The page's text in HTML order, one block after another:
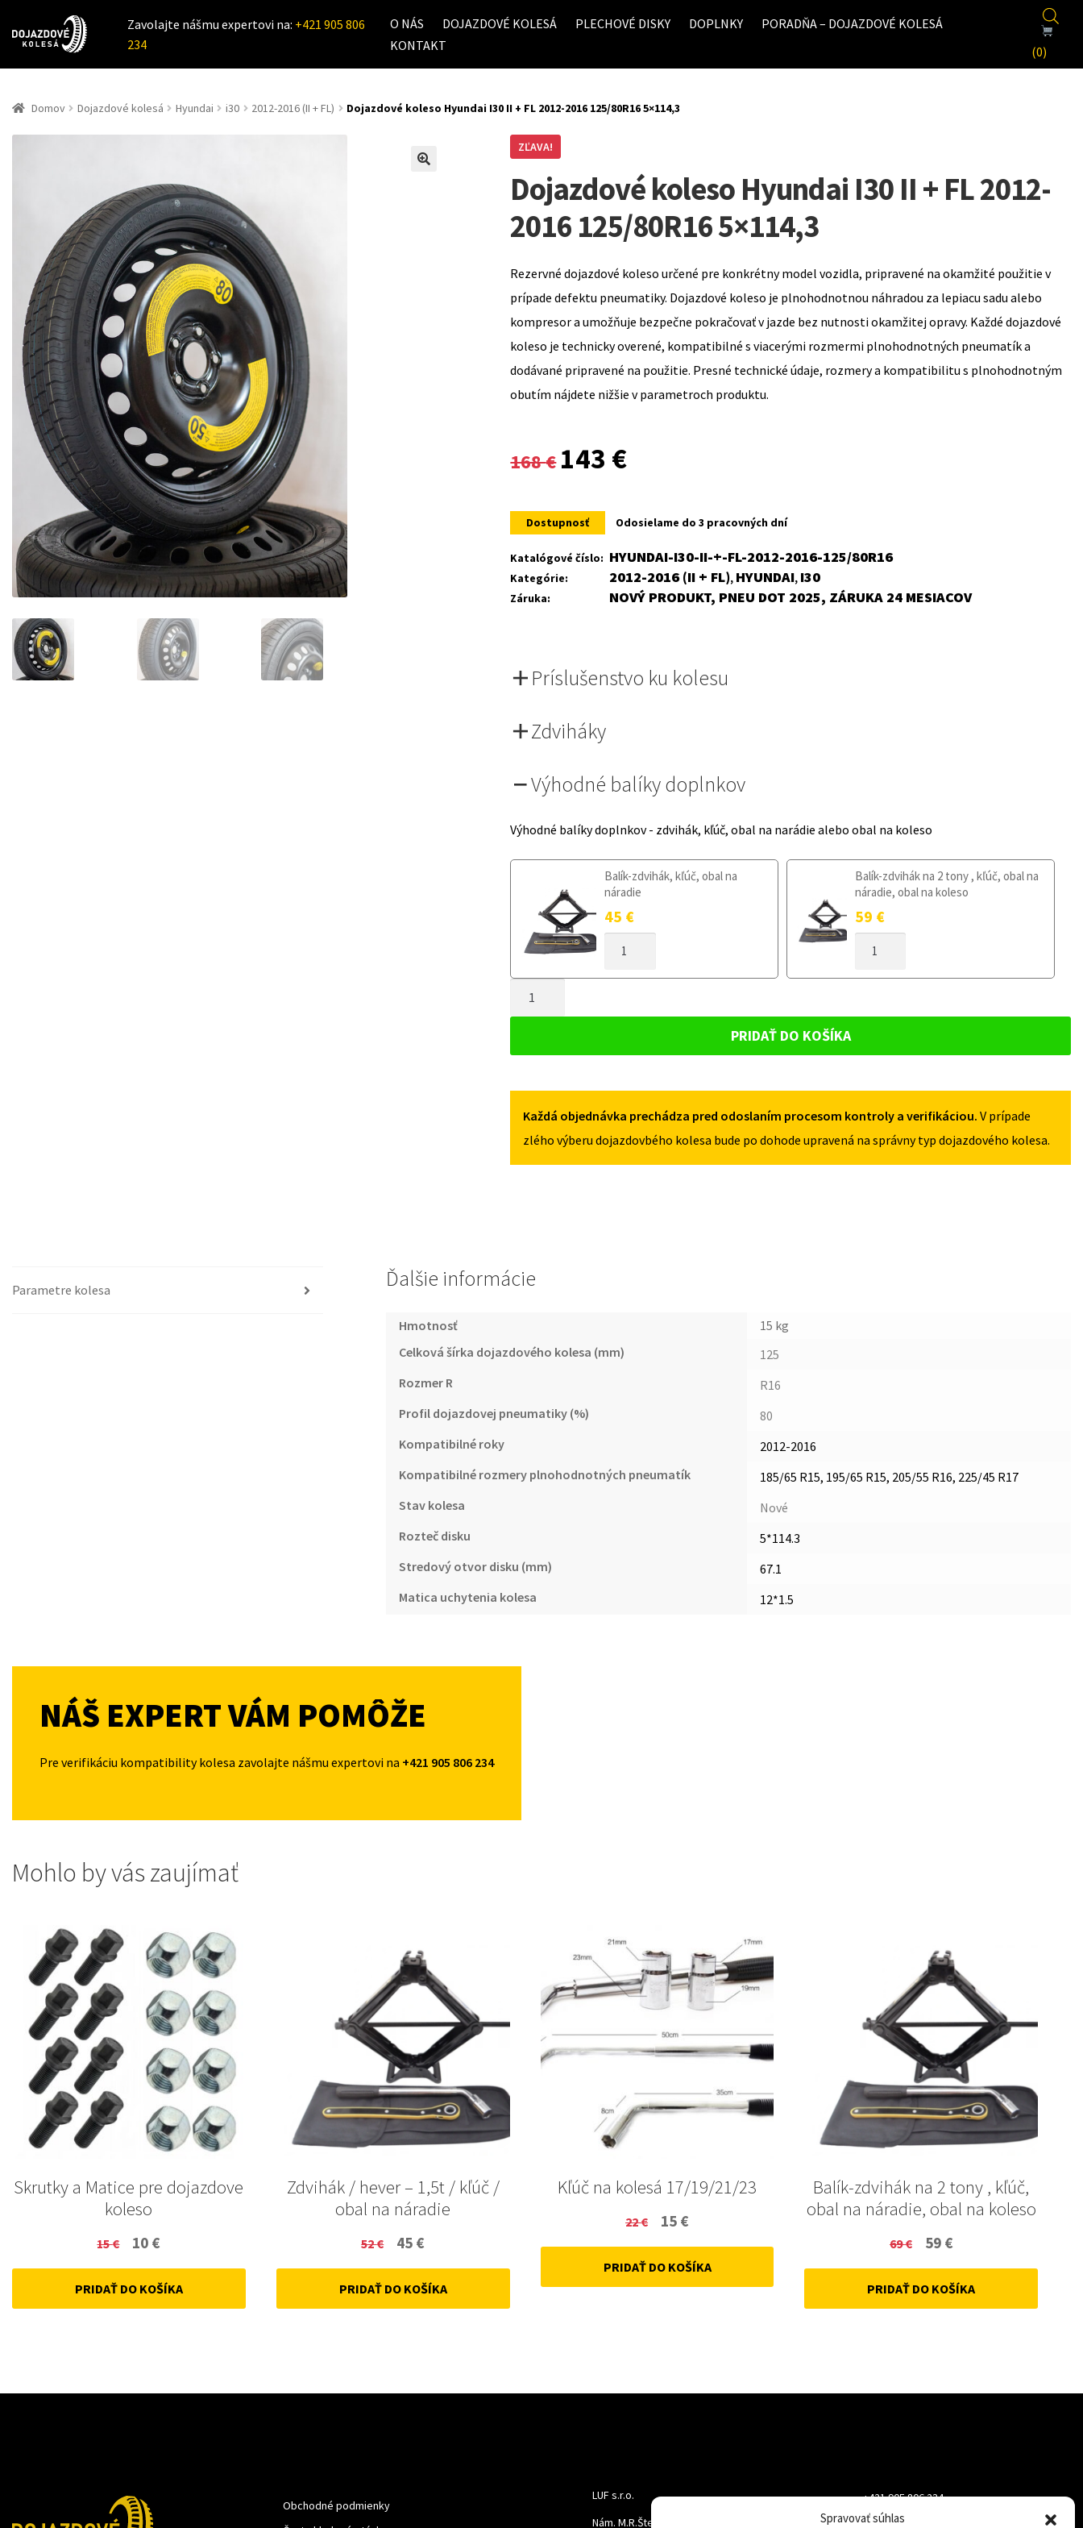
Spravovať súhlas
Zavolajte nášmu expertovi na: +421 905 806
234
O NÁS DOJAZDOVÉ KOLESÁ PLECHOVÉ DISKY DOPLNKY
PORADŇA – DOJAZDOVÉ KOLESÁ
KONTAKT
(0)
Domov Dojazdové kolesá Hyundai i30 2012-2016 (II + FL) Dojazdové koleso Hyundai I30 II + FL 2012-2016 125/80R16 5×114,3
ZĽAVA!
Dojazdové koleso Hyundai I30 II + FL 2012-
2016 125/80R16 5×114,3
Rezervné dojazdové koleso určené pre konkrétny model vozidla, pripravené na okamžité použitie v
prípade defektu pneumatiky. Dojazdové koleso je plnohodnotnou náhradou za lepiacu sadu alebo
kompresor a umožňuje bezpečne pokračovať v jazde bez nutnosti okamžitej opravy. Každé dojazdové
koleso je technicky overené, kompatibilné s viacerými rozmermi plnohodnotných pneumatík a
dodávané pripravené na použitie. Presné technické údaje, rozmery a kompatibilitu s plnohodnotným
obutím nájdete nižšie v parametroch produktu.
168€
Original
was:
168 €.
143 €
is:
143 €.
Dostupnosť Odosielame do 3 pracovných dní
Katalógové číslo: HYUNDAI-I30-II-+-FL-2012-2016-125/80R16
Kategórie: 2012-2016 (II + FL), HYUNDAI, I30
Záruka: NOVÝ PRODUKT, PNEU DOT 2025, ZÁRUKA 24 MESIACOV
Príslušenstvo ku kolesu
Zdviháky
Výhodné balíky doplnkov
Výhodné balíky doplnkov - zdvihák, kľúč, obal na narádie alebo obal na koleso
Balík-zdvihák, kľúč, obal na
náradie
45 €
DOJAZDOVÉ
II
FL
5X114,3
Balík-zdvihák na 2 tony , kľúč, obal na
náradie, obal na koleso
59 €
DOJAZDOVÉ
II
FL
5X114,3
II
2012-
2016
PRIDAŤ DO KOŠÍKA
Každá objednávka prechádza pred odoslaním procesom kontroly a verifikáciou. V prípade
zlého výberu dojazdovbého kolesa bude po dohode upravená na správny typ dojazdového kolesa.
Parametre kolesa Ďalšie informácie
Hmotnosť
15 kg
Celková šírka dojazdového kolesa (mm)
125
Rozmer R
R16
Profil dojazdovej pneumatiky (%)
80
Kompatibilné roky
2012-2016
Kompatibilné rozmery plnohodnotných pneumatík
185/65 R15, 195/65 R15, 205/55 R16, 225/45 R17
Stav kolesa
Nové
Rozteč disku
5*114.3
Stredový otvor disku (mm)
67.1
Matica uchytenia kolesa
12*1.5
NÁŠ EXPERT VÁM POMÔŽE
Pre verifikáciu kompatibility kolesa zavolajte nášmu expertovi na +421 905 806 234
Mohlo by vás zaujímať
Skrutky a Matice pre dojazdove
koleso
15€
Original
price
was:
10 €
price
is:
PRIDAŤ DO KOŠÍKA
Zdvihák / hever – 1,5t / kľúč /
obal na náradie
52€
Original
price
was:
45 €
price
is:
PRIDAŤ DO KOŠÍKA
Kľúč na kolesá 17/19/21/23
22€
Original
price
was:
15 €Current
price
is:
PRIDAŤ DO KOŠÍKA
Balík-zdvihák na 2 tony , kľúč,
obal na náradie, obal na koleso
69€
Original
price
was:
59 €Current
price
is:
PRIDAŤ DO KOŠÍKA
Obchodné podmienky
LUF s.r.o.
Nám. M.R.Štefanika 518,
+421 905 806 234
info@dojazdovekolesa.com